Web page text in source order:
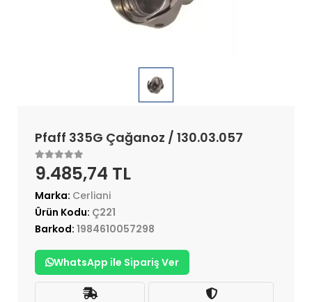
Pfaff 335G Çağanoz / 130.03.057
9.485,74 TL
Marka: Cerliani
Ürün Kodu: Ç221
Barkod: 1984610057298
WhatsApp ile Sipariş Ver